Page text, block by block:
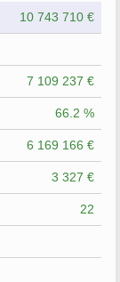
10 743 710 €
7 109 237 €
66.2 %
6 169 166 €
3 327 €
22